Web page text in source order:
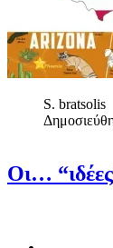
S. bratsolis
Οι…